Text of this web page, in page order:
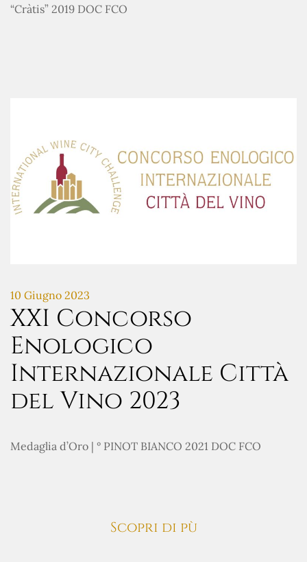
“Cràtis” 2019 DOC FCO
10 Giugno 2023
XXI Concorso
Enologico
Internazionale Città
del Vino 2023
Medaglia d’Oro | ° PINOT BIANCO 2021 DOC FCO
Scopri di pù